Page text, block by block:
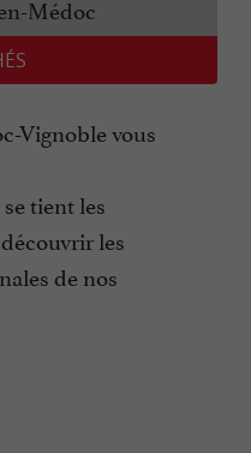
Médoc
Vignoble vous
tient les
les
de nos